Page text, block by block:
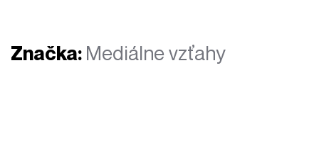
Značka: Mediálne vzťahy